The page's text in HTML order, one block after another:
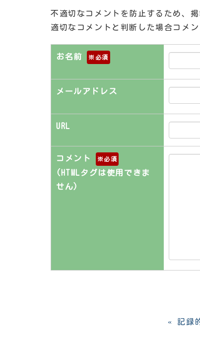
不適切なコメントを防止するため、
適切なコメントと判断した場合コメ
お名前 ※
メールアドレス
URL
コメント
※
(HTMLタグは使用できま
せん)
«記録